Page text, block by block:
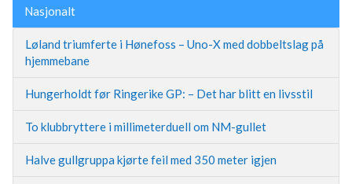
Nasjonalt
Løland triumferte i Hønefoss – Uno-X med dobbeltslag på
hjemmebane
Hungerholdt før Ringerike GP: – Det har blitt en livsstil
To klubbryttere i millimeterduell om NM-gullet
Halve gullgruppa kjørte feil med 350 meter igjen